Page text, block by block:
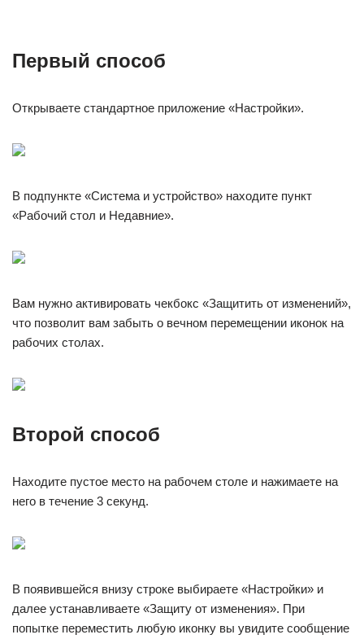
Первый способ
Открываете стандартное приложение «Настройки».
В подпункте «Система и устройство» находите пункт
«Рабочий стол и Недавние».
Вам нужно активировать чекбокс «Защитить от изменений»,
что позволит вам забыть о вечном перемещении иконок на
рабочих столах.
Второй способ
Находите пустое место на рабочем столе и нажимаете на
него в течение 3 секунд.
В появившейся внизу строке выбираете «Настройки» и
далее устанавливаете «Защиту от изменения». При
попытке переместить любую иконку вы увидите сообщение